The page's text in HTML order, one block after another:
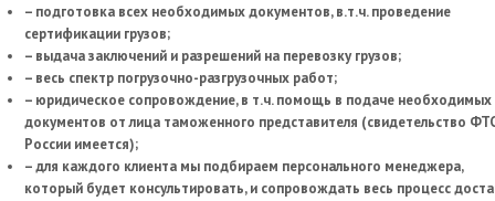
– подготовка всех необходимых документов, в.т.ч. проведение
сертификации грузов;
– выдача заключений и разрешений на перевозку грузов;
– весь спектр погрузочно-разгрузочных работ;
– юридическое сопровождение, в т.ч. помощь в подаче необходимых
документов от лица таможенного представителя (свидетельство
России имеется);
– для каждого клиента мы подбираем персонального менеджера,
который будет консультировать, и сопровождать весь процесс